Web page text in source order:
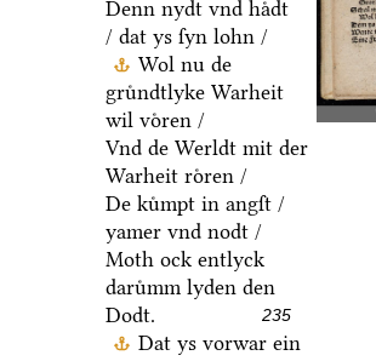
Denn nydt vnd haͤdt
/ dat ys ſyn lohn /
Wol nu de
gruͤndtlyke Warheit
wil voͤren /
Vnd de Werldt mit der
Warheit roͤren /
De kuͤmpt in angſt /
yamer vnd nodt /
Moth ock entlyck
daruͤmm lyden den
Dodt.
235
Dat ys vorwar ein